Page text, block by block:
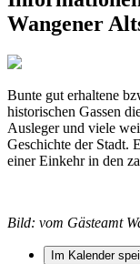
Wangener
Bunte gut erhaltene
historischen Gassen
Ausleger und viele
Geschichte der Stadt.
einer Einkehr in den
Bild: vom Gästeamt
Im Kalender